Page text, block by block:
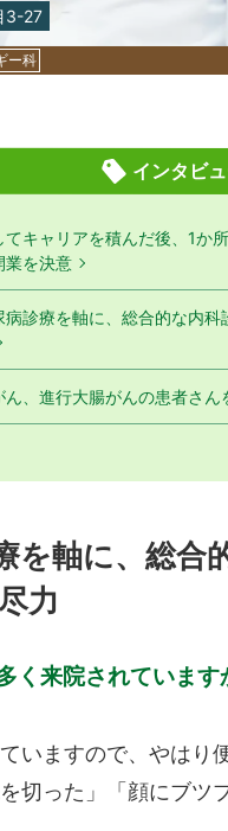
3-27
ー科
インタビ
キャリアを積んだ後、1か
業を決意
診療を軸に、総合的な内
、進行大腸がんの患者さん
を軸に、総合
力
く来院されています
いますので、やは
切った」「顔にブ